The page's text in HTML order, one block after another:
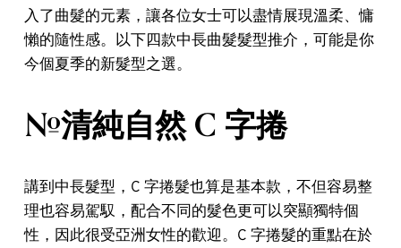
入了曲髮的元素，讓各位女士可以盡情展現溫柔、慵
懶的隨性感。以下四款中長曲髮髮型推介，可能是你
今個夏季的新髮型之選。
#清純自然 C 字捲
講到中長髮型，C 字捲髮也算是基本款，不但容易整
理也容易駕馭，配合不同的髮色更可以突顯獨特個
性，因此很受亞洲女性的歡迎。C 字捲髮的重點在於